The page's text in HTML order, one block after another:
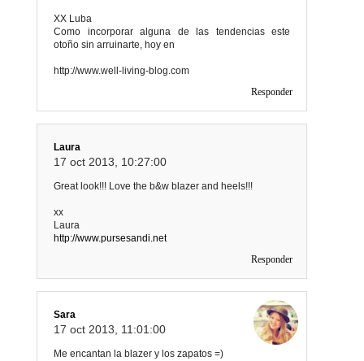
XX Luba
Como incorporar alguna de las tendencias este
otoño sin arruinarte, hoy en
http://www.well-living-blog.com
Responder
Laura
17 oct 2013, 10:27:00
Great look!!! Love the b&w blazer and heels!!!
xx
Laura
http://www.pursesandi.net
Responder
Sara
17 oct 2013, 11:01:00
Me encantan la blazer y los zapatos =)